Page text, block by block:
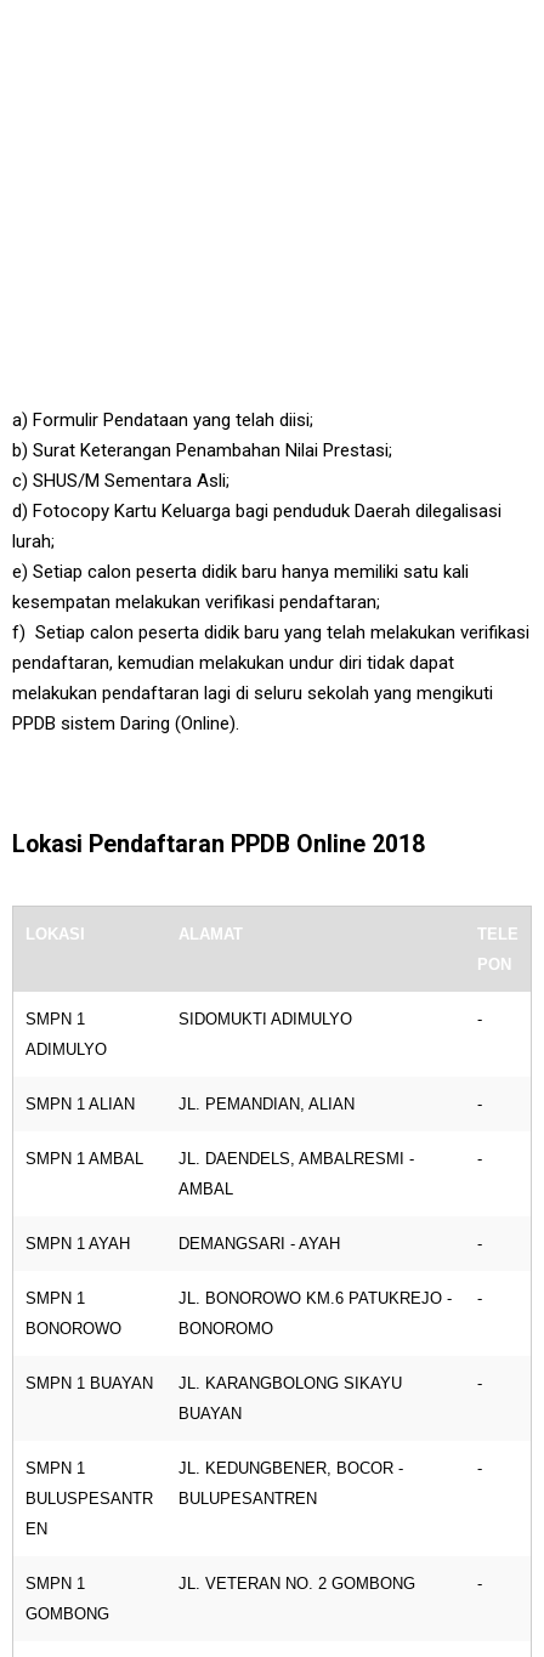
a) Formulir Pendataan yang telah diisi;
b) Surat Keterangan Penambahan Nilai Prestasi;
c) SHUS/M Sementara Asli;
d) Fotocopy Kartu Keluarga bagi penduduk Daerah dilegalisasi
lurah;
e) Setiap calon peserta didik baru hanya memiliki satu kali
kesempatan melakukan verifikasi pendaftaran;
f) Setiap calon peserta didik baru yang telah melakukan verifikasi
pendaftaran, kemudian melakukan undur diri tidak dapat
melakukan pendaftaran lagi di seluru sekolah yang mengikuti
PPDB sistem Daring (Online).
Lokasi Pendaftaran PPDB Online 2018
LOKASI ALAMAT
TELE
PON
SMPN 1
ADIMULYO
SIDOMUKTI ADIMULYO -
SMPN 1 ALIAN JL. PEMANDIAN, ALIAN -
SMPN 1 AMBAL
JL. DAENDELS, AMBALRESMI -
AMBAL
-
SMPN 1 AYAH DEMANGSARI - AYAH -
SMPN 1
BONOROWO
JL. BONOROWO KM.6 PATUKREJO -
BONOROMO
-
SMPN 1 BUAYAN
JL. KARANGBOLONG SIKAYU
BUAYAN
-
SMPN 1
BULUSPESANTR
EN
JL. KEDUNGBENER, BOCOR -
BULUPESANTREN
-
SMPN 1
GOMBONG
JL. VETERAN NO. 2 GOMBONG -